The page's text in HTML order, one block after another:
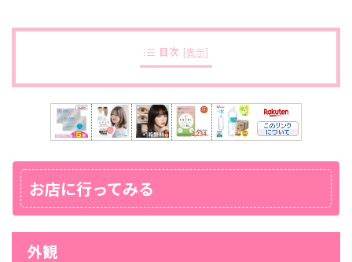
目次 [表示]
お店に行ってみる
外観